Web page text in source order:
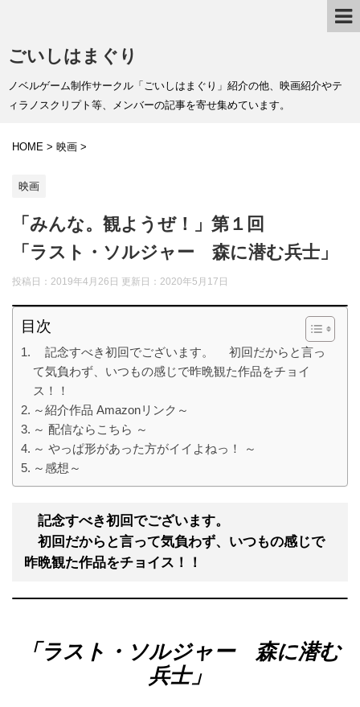
ごいしはまぐり
ノベルゲーム制作サークル「ごいしはまぐり」紹介の他、映画紹介やテ
ィラノスクリプト等、メンバーの記事を寄せ集めています。
HOME > 映画 >
映画
「みんな。観ようぜ！」第１回
「ラスト・ソルジャー 森に潜む兵士」
投稿日：2019年4月26日 更新日： 2020年5月17日
目次
記念すべき初回でございます。 初回だからと言っ
て気負わず、いつもの感じで昨晩観た作品をチョイ
ス！！
～紹介作品 Amazonリンク～
～ 配信ならこちら ～
～ やっぱ形があった方がイイよねっ！ ～
～感想～
記念すべき初回でございます。
初回だからと言って気負わず、いつもの感じで
昨晩観た作品をチョイス！！
「ラスト・ソルジャー 森に潜む
兵士」